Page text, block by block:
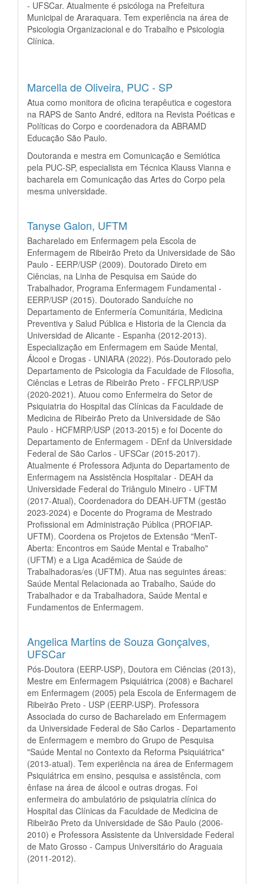
- UFSCar. Atualmente é psicóloga na Prefeitura
Municipal de Araraquara. Tem experiência na área de
Psicologia Organizacional e do Trabalho e Psicologia
Clínica.
Marcella de Oliveira, PUC - SP
Atua como monitora de oficina terapêutica e cogestora
na RAPS de Santo André, editora na Revista Poéticas e
Políticas do Corpo e coordenadora da ABRAMD
Educação São Paulo.
Doutoranda e mestra em Comunicação e Semiótica
pela PUC-SP, especialista em Técnica Klauss Vianna e
bacharela em Comunicação das Artes do Corpo pela
mesma universidade.
Tanyse Galon, UFTM
Bacharelado em Enfermagem pela Escola de
Enfermagem de Ribeirão Preto da Universidade de São
Paulo - EERP/USP (2009). Doutorado Direto em
Ciências, na Linha de Pesquisa em Saúde do
Trabalhador, Programa Enfermagem Fundamental -
EERP/USP (2015). Doutorado Sanduíche no
Departamento de Enfermería Comunitária, Medicina
Preventiva y Salud Pública e Historia de la Ciencia da
Universidad de Alicante - Espanha (2012-2013).
Especialização em Enfermagem em Saúde Mental,
Álcool e Drogas - UNIARA (2022). Pós-Doutorado pelo
Departamento de Psicologia da Faculdade de Filosofia,
Ciências e Letras de Ribeirão Preto - FFCLRP/USP
(2020-2021). Atuou como Enfermeira do Setor de
Psiquiatria do Hospital das Clínicas da Faculdade de
Medicina de Ribeirão Preto da Universidade de São
Paulo - HCFMRP/USP (2013-2015) e foi Docente do
Departamento de Enfermagem - DEnf da Universidade
Federal de São Carlos - UFSCar (2015-2017).
Atualmente é Professora Adjunta do Departamento de
Enfermagem na Assistência Hospitalar - DEAH da
Universidade Federal do Triângulo Mineiro - UFTM
(2017-Atual), Coordenadora do DEAH-UFTM (gestão
2023-2024) e Docente do Programa de Mestrado
Profissional em Administração Pública (PROFIAP-
UFTM). Coordena os Projetos de Extensão "MenT-
Aberta: Encontros em Saúde Mental e Trabalho"
(UFTM) e a Liga Acadêmica de Saúde de
Trabalhadoras/es (UFTM). Atua nas seguintes áreas:
Saúde Mental Relacionada ao Trabalho, Saúde do
Trabalhador e da Trabalhadora, Saúde Mental e
Fundamentos de Enfermagem.
Angelica Martins de Souza Gonçalves,
UFSCar
Pós-Doutora (EERP-USP), Doutora em Ciências (2013),
Mestre em Enfermagem Psiquiátrica (2008) e Bacharel
em Enfermagem (2005) pela Escola de Enfermagem de
Ribeirão Preto - USP (EERP-USP). Professora
Associada do curso de Bacharelado em Enfermagem
da Universidade Federal de São Carlos - Departamento
de Enfermagem e membro do Grupo de Pesquisa
"Saúde Mental no Contexto da Reforma Psiquiátrica"
(2013-atual). Tem experiência na área de Enfermagem
Psiquiátrica em ensino, pesquisa e assistência, com
ênfase na área de álcool e outras drogas. Foi
enfermeira do ambulatório de psiquiatria clínica do
Hospital das Clínicas da Faculdade de Medicina de
Ribeirão Preto da Universidade de São Paulo (2006-
2010) e Professora Assistente da Universidade Federal
de Mato Grosso - Campus Universitário do Araguaia
(2011-2012).